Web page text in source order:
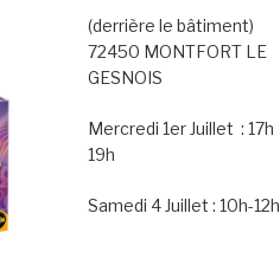
(derrière le bâtiment)
72450 MONTFORT LE
GESNOIS
Mercredi 1er Juillet : 17h
19h
Samedi 4 Juillet : 10h-12h